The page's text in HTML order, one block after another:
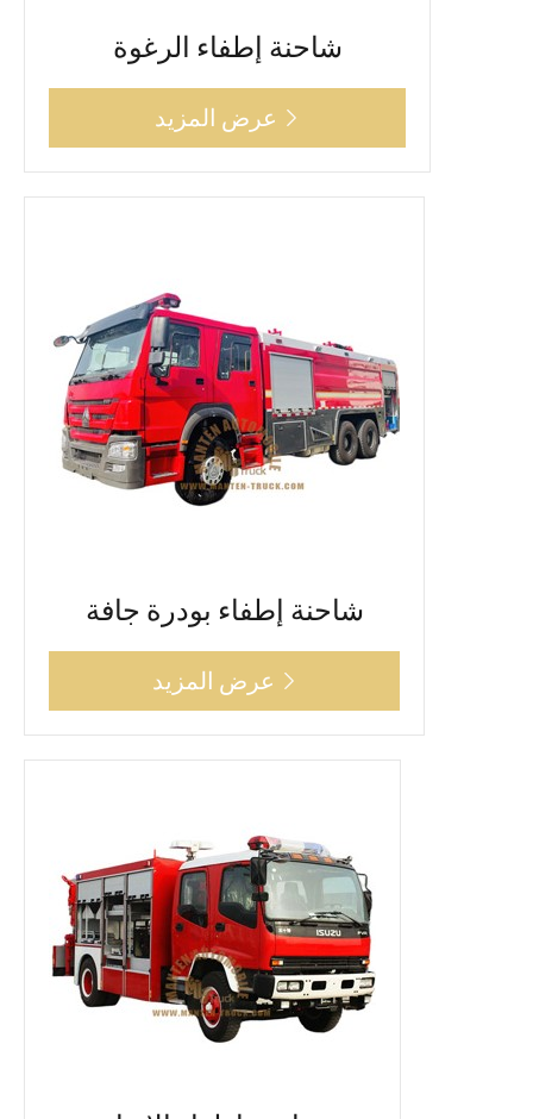
شاحنة إطفاء الرغوة
عرض المزيد 
شاحنة إطفاء بودرة جافة
عرض المزيد 